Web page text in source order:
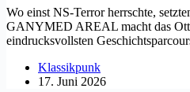
Wo einst NS-Terror herrschte,
GANYMED AREAL macht das
eindrucksvollsten
Klassikpunk
17. Juni 2026